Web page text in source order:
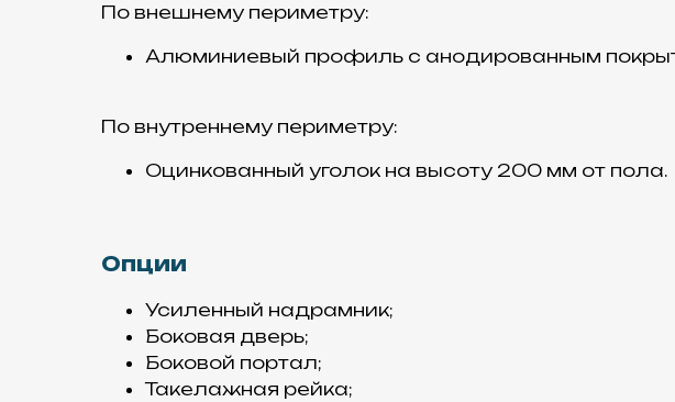
По внешнему периметру:
Алюминиевый профиль с анодированным
По внутреннему периметру:
Оцинкованный уголок на высоту 200 мм от пола.
Опции
Усиленный надрамник;
Боковая дверь;
Боковой портал;
Такелажная рейка;